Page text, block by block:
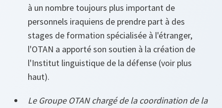
à un nombre toujours plus important de
personnels iraquiens de prendre part à des
stages de formation spécialisée à l'étranger,
l'OTAN a apporté son soutien à la création de
l'Institut linguistique de la défense (voir plus
haut).
Le Groupe OTAN chargé de la coordination de la